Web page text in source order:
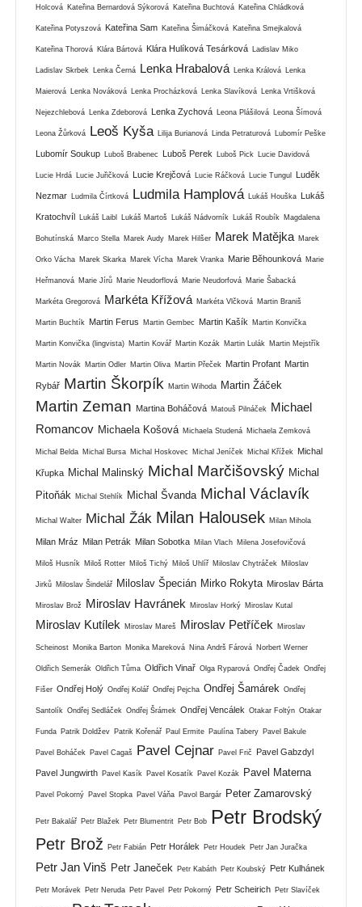
Holcová Kateřina Bernardová Sýkorová Kateřina Buchtová Kateřina Chládková
Kateřina Potyszová Kateřina Sam Kateřina Šimáčková Kateřina Smejkalová
Kateřina Thorová Klára Bártová Klára Hulíková Tesárková Ladislav Miko
Ladislav Skrbek Lenka Černá Lenka Hrabalová Lenka Králová Lenka
Maierová Lenka Nováková Lenka Procházková Lenka Slavíková Lenka Vrtišková
Nejezchlebová Lenka Zdeborová Lenka Zychová Leona Plášilová Leona Šímová
Leona Žůrková Leoš Kyša Lilija Burianová Linda Petraturová Lubomír Peške
Lubomír Soukup Luboš Brabenec Luboš Perek Luboš Pick Lucie Davidová
Lucie Hrdá Lucie Juřičková Lucie Krejčová Lucie Ráčková Lucie Tungul Luděk
Nezmar Ludmila Čírtková Ludmila Hamplová Lukáš Houška Lukáš
Kratochvíl Lukáš Laibl Lukáš Martoš Lukáš Nádvorník Lukáš Roubík Magdalena
Bohutínská Marco Stella Marek Audy Marek Hilšer Marek Matějka Marek
Orko Vácha Marek Skarka Marek Vícha Marek Vranka Marie Běhounková Marie
Heřmanová Marie Jírů Marie Neudorflová Marie Neudorfová Marie Šabacká
Markéta Gregorová Markéta Křížová Markéta Vlčková Martin Braniš
Martin Buchtík Martin Ferus Martin Gembec Martin Kašík Martin Konvička
Martin Konvička (lingvista) Martin Kovář Martin Kozák Martin Lulák Martin Mejstřík
Martin Novák Martin Odler Martin Oliva Martin Přeček Martin Profant Martin
Rybář Martin Škorpík Martin Wihoda Martin Žáček
Martin Zeman Martina Boháčová Matouš Pilnáček
Michael
Romancov Michaela Košová Michaela Studená Michaela Zemková
Michal Belda Michal Bursa Michal Hoskovec Michal Jeníček Michal Křížek Michal
Křupka Michal Malinský Michal Marčišovský Michal
Pitoňák
Michal Stehlík Michal Švanda Michal Václavík
Michal Walter Michal Žák Milan Halousek Milan Mihola
Milan Mráz Milan Petrák Milan Sobotka Milan Vlach Milena Josefovičová
Miloš Husník Miloš Rotter Miloš Tichý Miloš Uhlíř Miloslav Chytráček Miloslav
Jirků Miloslav Šindelář Miloslav Špecián Mirko Rokyta Miroslav Bárta
Miroslav Brož Miroslav Havránek Miroslav Horký Miroslav Kutal
Miroslav Kutílek Miroslav Mareš Miroslav Petříček Miroslav
Scheinost Monika Barton Monika Mareková Nina Andrš Fárová Norbert Werner
Oldřich Semerák Oldřich Tůma Oldřich Vinař Olga Ryparová Ondřej Čadek Ondřej
Fišer Ondřej Holý Ondřej Kolář Ondřej Pejcha Ondřej Šamárek Ondřej
Santolík Ondřej Sedláček Ondřej Šrámek Ondřej Vencálek Otakar Foltýn Otakar
Funda Patrik Doldžev Patrik Kořenář Paul Ermite Paulína Tabery Pavel Bakule
Pavel Boháček Pavel Cagaš Pavel Cejnar Pavel Frič Pavel Gabzdyl
Pavel Jungwirth Pavel Kasík Pavel Kosatík Pavel Kozák Pavel Materna
Pavel Pokorný Pavel Stopka Pavel Váňa Pavol Bargár Peter Zamarovský
Petr Bakalář Petr Blažek Petr Blumentrit Petr Bob Petr Brodský
Petr Brož Petr Fabián Petr Horálek Petr Houdek Petr Jan Juračka
Petr Jan Vinš Petr Janeček Petr Kabáth Petr Koubský Petr Kulhánek
Petr Morávek Petr Neruda Petr Pavel Petr Pokorný Petr Scheirich Petr Slavíček